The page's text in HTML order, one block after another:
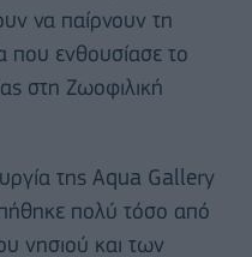
να παίρνουν τη
που ενθουσίασε το
στη Ζωοφιλική
της Aqua Gallery
πολύ τόσο από
νησιού και των